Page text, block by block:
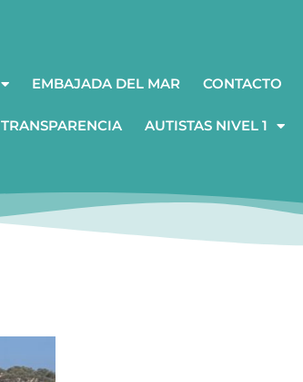
EMBAJADA DEL MAR CONTACTO
TRANSPARENCIA AUTISTAS NIVEL 1